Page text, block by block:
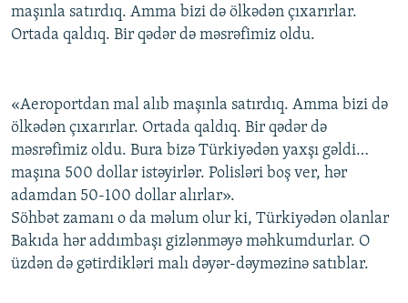
maşınla satırdıq. Amma bizi də ölkədən çıxarırlar.
Ortada qaldıq. Bir qədər də məsrəfimiz oldu.
«Aeroportdan mal alıb maşınla satırdıq. Amma bizi də
ölkədən çıxarırlar. Ortada qaldıq. Bir qədər də
məsrəfimiz oldu. Bura bizə Türkiyədən yaxşı gəldi…
maşına 500 dollar istəyirlər. Polisləri boş ver, hər
adamdan 50-100 dollar alırlar».
Söhbət zamanı o da məlum olur ki, Türkiyədən olanlar
Bakıda hər addımbaşı gizlənməyə məhkumdurlar. O
üzdən də gətirdikləri malı dəyər-dəyməzinə satıblar.